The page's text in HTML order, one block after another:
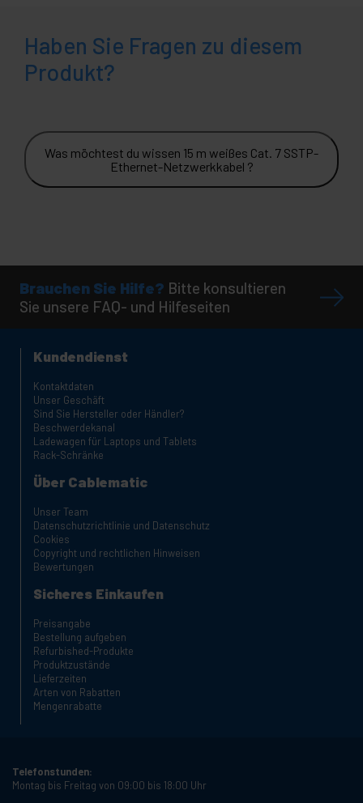
Haben Sie Fragen zu diesem
Produkt?
Was möchtest du wissen 15 m weißes Cat. 7 SSTP-
Ethernet-Netzwerkkabel ?
Brauchen Sie Hilfe? Bitte konsultieren
Sie unsere FAQ- und Hilfeseiten
Kundendienst
Kontaktdaten
Unser Geschäft
Sind Sie Hersteller oder Händler?
Beschwerdekanal
Ladewagen für Laptops und Tablets
Rack-Schränke
Über Cablematic
Unser Team
Datenschutzrichtlinie und Datenschutz
Cookies
Copyright und rechtlichen Hinweisen
Bewertungen
Sicheres Einkaufen
Preisangabe
Bestellung aufgeben
Refurbished-Produkte
Produktzustände
Lieferzeiten
Arten von Rabatten
Mengenrabatte
Telefonstunden:
Montag bis Freitag von 09:00 bis 18:00 Uhr